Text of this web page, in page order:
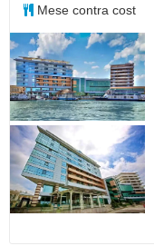
Mese contra cost